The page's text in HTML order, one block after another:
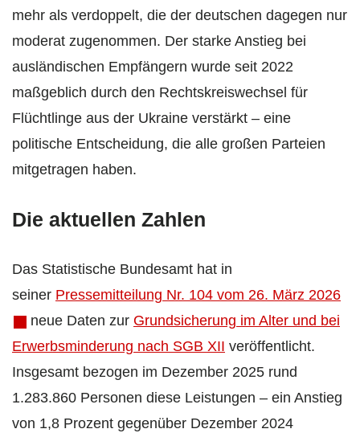
mehr als verdoppelt, die der deutschen dagegen nur
moderat zugenommen. Der starke Anstieg bei
ausländischen Empfängern wurde seit 2022
maßgeblich durch den Rechtskreiswechsel für
Flüchtlinge aus der Ukraine verstärkt – eine
politische Entscheidung, die alle großen Parteien
mitgetragen haben.
Die aktuellen Zahlen
Das Statistische Bundesamt hat in
seiner Pressemitteilung Nr. 104 vom 26. März 2026
neue Daten zur Grundsicherung im Alter und bei
Erwerbsminderung nach SGB XII veröffentlicht.
Insgesamt bezogen im Dezember 2025 rund
1.283.860 Personen diese Leistungen – ein Anstieg
von 1,8 Prozent gegenüber Dezember 2024